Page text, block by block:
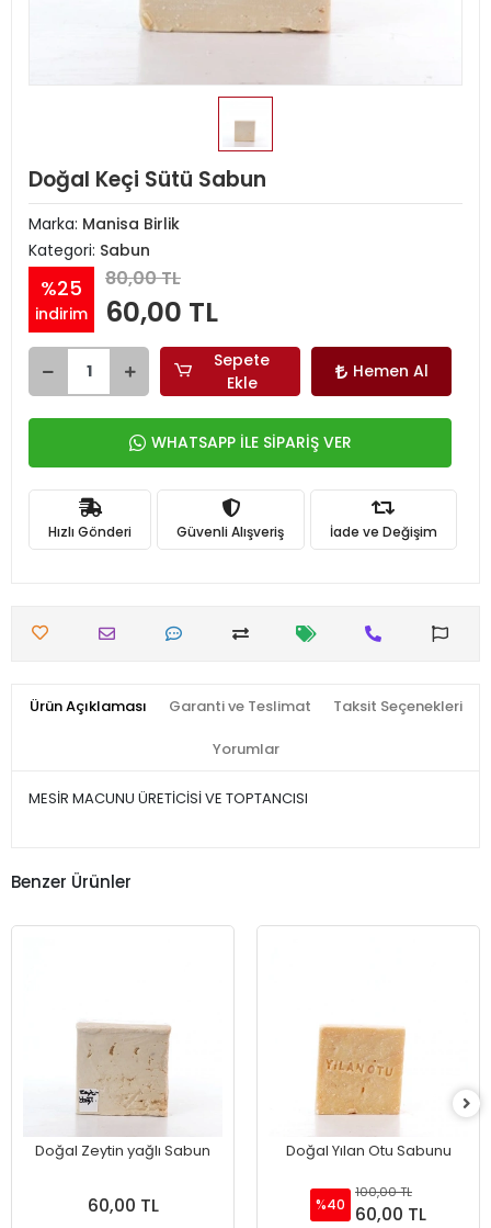
Doğal Keçi Sütü Sabun
Marka: Manisa Birlik
Kategori: Sabun
%25
indirim
80,00 TL
60,00 TL
Sepete
Ekle
Hemen Al
WHATSAPP İLE SİPARİŞ VER
Hızlı Gönderi Güvenli Alışveriş İade ve Değişim
Ürün Açıklaması Garanti ve Teslimat Taksit Seçenekleri
Yorumlar
MESİR MACUNU ÜRETİCİSİ VE TOPTANCISI
Benzer Ürünler
Doğal Zeytin yağlı Sabun
60,00 TL
Doğal Yılan Otu Sabunu
%40
100,00 TL
60,00 TL